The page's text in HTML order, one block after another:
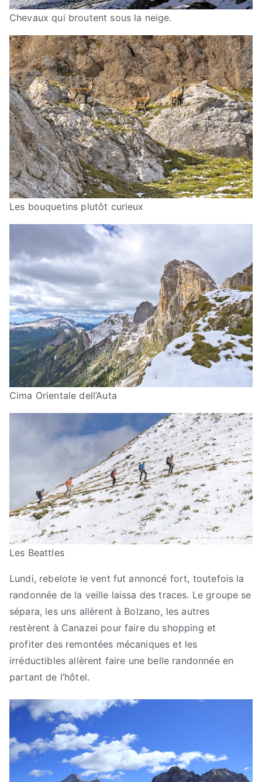
Chevaux qui broutent sous la neige.
Les bouquetins plutôt curieux
Cima Orientale dell’Auta
Les Beattles
Lundi, rebelote le vent fut annoncé fort, toutefois la
randonnée de la veille laissa des traces. Le groupe se
sépara, les uns allèrent à Bolzano, les autres
restèrent à Canazei pour faire du shopping et
profiter des remontées mécaniques et les
irréductibles allèrent faire une belle randonnée en
partant de l’hôtel.